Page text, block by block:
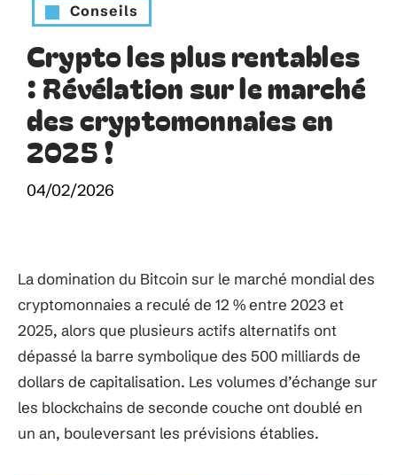
Conseils
Crypto les plus rentables
: Révélation sur le marché
des cryptomonnaies en
2025 !
04/02/2026
La domination du Bitcoin sur le marché mondial des
cryptomonnaies a reculé de 12 % entre 2023 et
2025, alors que plusieurs actifs alternatifs ont
dépassé la barre symbolique des 500 milliards de
dollars de capitalisation. Les volumes d’échange sur
les blockchains de seconde couche ont doublé en
un an, bouleversant les prévisions établies.